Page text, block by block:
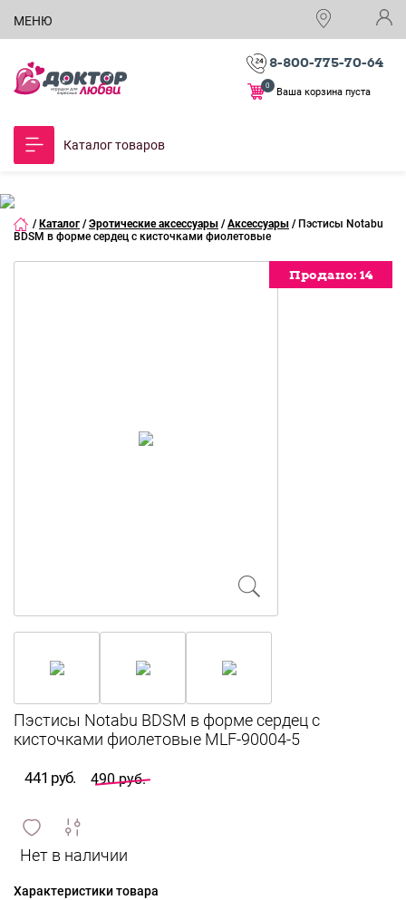
МЕНЮ
8-800-775-70-64
Ваша корзина пуста
0
Каталог товаров
/ Каталог / Эротические аксессуары / Аксессуары / Пэстисы Notabu
BDSM в форме сердец с кисточками фиолетовые
Продано: 14
Продано: 14
Продано: 14
441 руб. 490 руб.
и
сравнить
ИЗБРАННОЕ
Характеристики товара